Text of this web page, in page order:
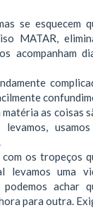
se esquecem
MATAR,
acompanham
as coisas
levamos,
os tropeços
levamos uma
achar
para outra.